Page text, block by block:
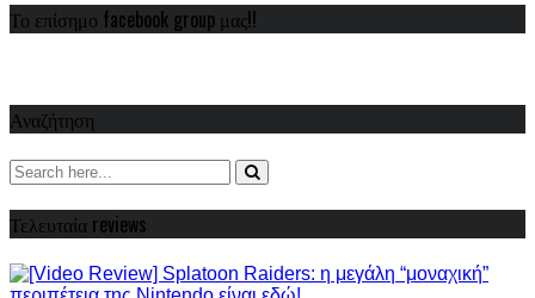
Το επίσημο facebook group μας!!
Αναζήτηση
Τελευταία reviews